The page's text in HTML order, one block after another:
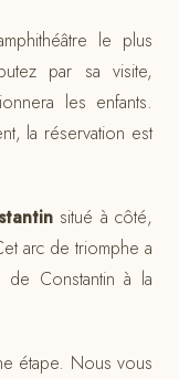
le plus
par sa visite,
les enfants.
la réservation est
situé à côté,
arc de triomphe a
Constantin à la
étape. Nous vous